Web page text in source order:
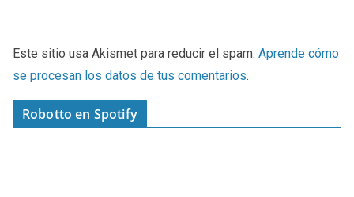
Este sitio usa Akismet para reducir el spam. Aprende cómo
se procesan los datos de tus comentarios.
Robotto en Spotify